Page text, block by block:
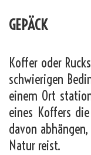
GEPÄCK
Koffer oder
schwierigen
einem Ort
eines Koffers
davon
Natur reist.